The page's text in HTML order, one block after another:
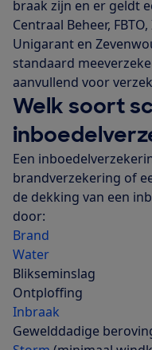
braak zijn en er geldt
Centraal Beheer,
Unigarant en
standaard
aanvullend voor
Welk soort
Een
brandverzekering of
de dekking van een
door:
Brand
Water
Blikseminslag
Ontploffing
Inbraak
Gewelddadige